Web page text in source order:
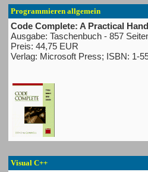
Programmieren allgemein
Code Complete: A Practical
Ausgabe: Taschenbuch - 857
Preis: 44,75 EUR
Verlag: Microsoft Press; ISBN: 1-
Visual C++